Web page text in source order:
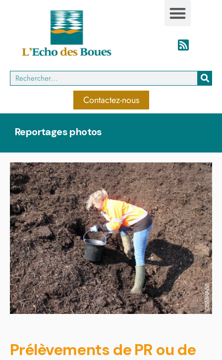
Contactez-nous
Reportages photos
Prélèvements de PR ou de